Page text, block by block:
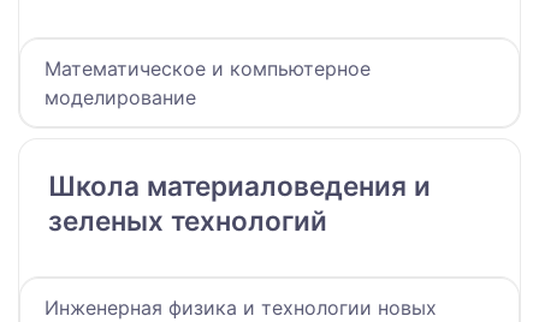
Математическое и компьютерное
моделирование
Школа материаловедения и
зеленых технологий
Инженерная физика и технологии новых